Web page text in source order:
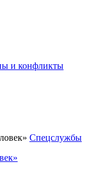
и конфликты
Спецслужбы